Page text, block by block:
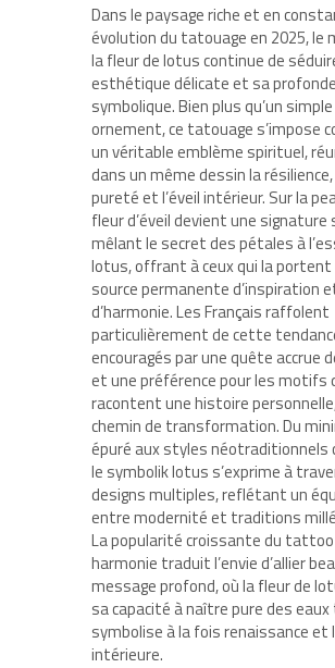
Dans le paysage riche et en
évolution du tatouage en 2025, le
la fleur de lotus continue de
esthétique délicate et sa
symbolique. Bien plus qu’un simple
ornement, ce tatouage s’impose
un véritable emblème spirituel,
dans un même dessin la
pureté et l’éveil intérieur. Sur la
fleur d’éveil devient une signature
mêlant le secret des pétales à
lotus, offrant à ceux qui la portent
source permanente d’inspiration
d’harmonie. Les Français raffolent
particulièrement de cette
encouragés par une quête accrue
et une préférence pour les motifs
racontent une histoire
chemin de transformation. Du
épuré aux styles néotraditionnels
le symbolik lotus s’exprime à
designs multiples, reflétant un
entre modernité et traditions
La popularité croissante du tattoo
harmonie traduit l’envie d’allier
message profond, où la fleur de
sa capacité à naître pure des
symbolise à la fois renaissance et
intérieure.